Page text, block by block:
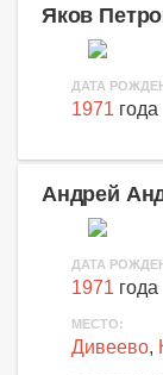
Яков
ДАТА
1971 года
Андрей
ДАТА
1971 года
МЕСТО:
Дивеево,